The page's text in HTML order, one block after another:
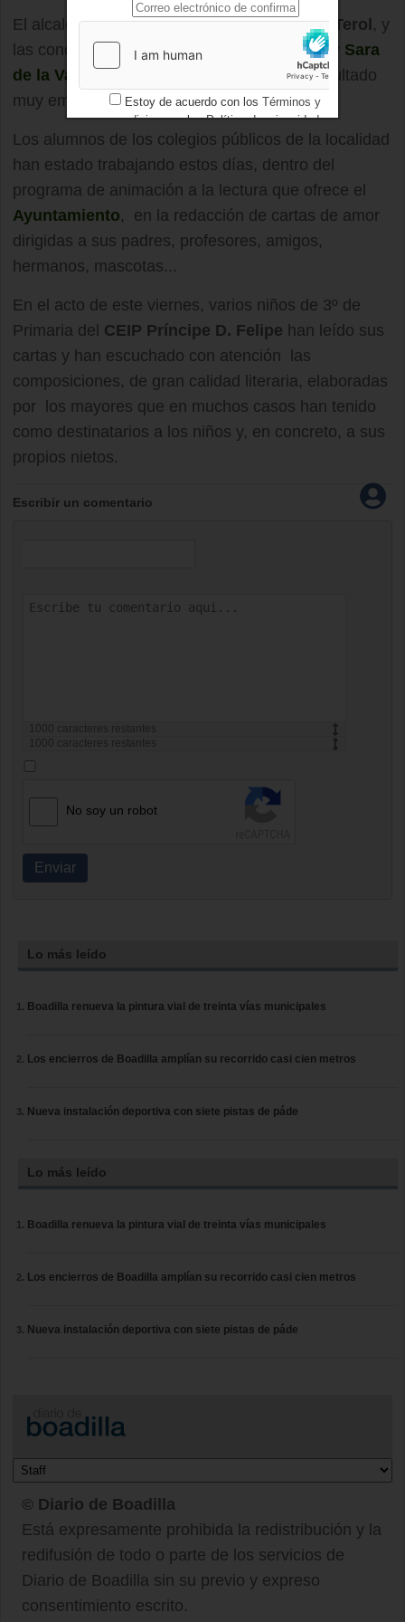
El alcalde del municipio,Antonio González Terol , y
las concejales de ambas áreas,
Mar Pañosy Sara
de la Varga
, han asistido al acto, que ha resultado
muy emotivo.
Los alumnos de los colegios públicos de la localidad
han estado trabajando estos días, dentro del
programa de animación a la lectura que ofrece el
Ayuntamiento, en la redacción de cartas de amor
dirigidas a sus padres, profesores, amigos,
hermanos, mascotas...
En el acto de este viernes, varios niños de 3º de
Primaria del CEIP Príncipe D. Felipe han leído sus
cartas y han escuchado con atención las
composiciones, de gran calidad literaria, elaboradas
por los mayores que en muchos casos han tenido
como destinatarios a los niños y, en concreto, a sus
propios nietos.
Escribir un comentario
caracteres restantes
caracteres restantes
No soy un robot
Enviar
Lo más leído
Boadilla renueva la pintura vial de treinta vías municipales
Los encierros de Boadilla amplían su recorrido casi cien metros
Nueva instalación deportiva con siete pistas de páde
Lo más leído
Boadilla renueva la pintura vial de treinta vías municipales
Los encierros de Boadilla amplían su recorrido casi cien metros
Nueva instalación deportiva con siete pistas de páde
© Diario de Boadilla
Está expresamente prohibida la redistribución y la
redifusión de todo o parte de los servicios de
Diario de Boadilla sin su previo y expreso
consentimiento escrito.
Estoy de acuerdo con los Términos y
condicionesy losPolítica de privacidad